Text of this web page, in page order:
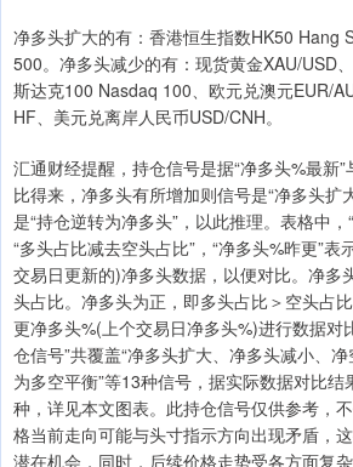
净多头扩大的有：香港恒生指数HK50 Hang
500。净多头减少的有：现货黄金XAU/USD
斯达克100 Nasdaq 100、欧元兑澳元EUR/
HF、美元兑离岸人民币USD/CNH。
汇通财经提醒，持仓信号是据“净多头%最新”
比得来，净多头有所增加则信号是“净多头扩
是“持仓逆转为净多头”，以此推理。表格中
“多头占比减去空头占比”，“净多头%昨更”
交易日更新的)净多头数据，以便对比。净多
头占比。净多头为正，即多头占比＞空头占
更净多头%(上个交易日净多头%)进行数据对
仓信号”共覆盖“净多头扩大、净多头减小、
为多空平衡”等13种信号，据实际数据对比
种，详见本文图表。此持仓信号仅供参考，
格当前走向可能与头寸指示方向出现矛盾，
潜在机会，同时，后续价格走势受各方面复